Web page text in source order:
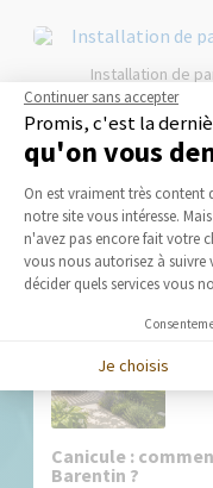
Installation de
Nos
Canicule :
Barentin ?
Continuer sans accepter
Promis, c'est la
qu'on vous
Plateforme de
On est vraiment très content
notre site vous intéresse.
n'avez pas encore fait votre
vous nous autorisez à
décider quels services vous
Je choisis